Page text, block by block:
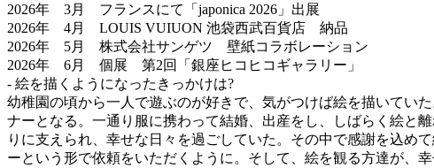
2026年 3月 フランスにて「japonica 2026」出展
2026年 4月 LOUIS VUIUON 池袋西武百貨店 納品
2026年 5月 株式会社サンゲツ 壁紙コラボレーション
2026年 6月 個展 第2回「銀座ヒコヒコギャラリー」
- 絵を描くようになったきっかけは?
幼稚園の頃から一人で遊ぶのが好きで、気がつけば絵を描いてい
ナーとなる。一通り服に携わって結婚、出産をし、しばらく絵と
りに支えられ、幸せな日々を過ごしていた。その中で感謝を込め
ーという形で依頼をいただくように。そして、絵を観る方達が、